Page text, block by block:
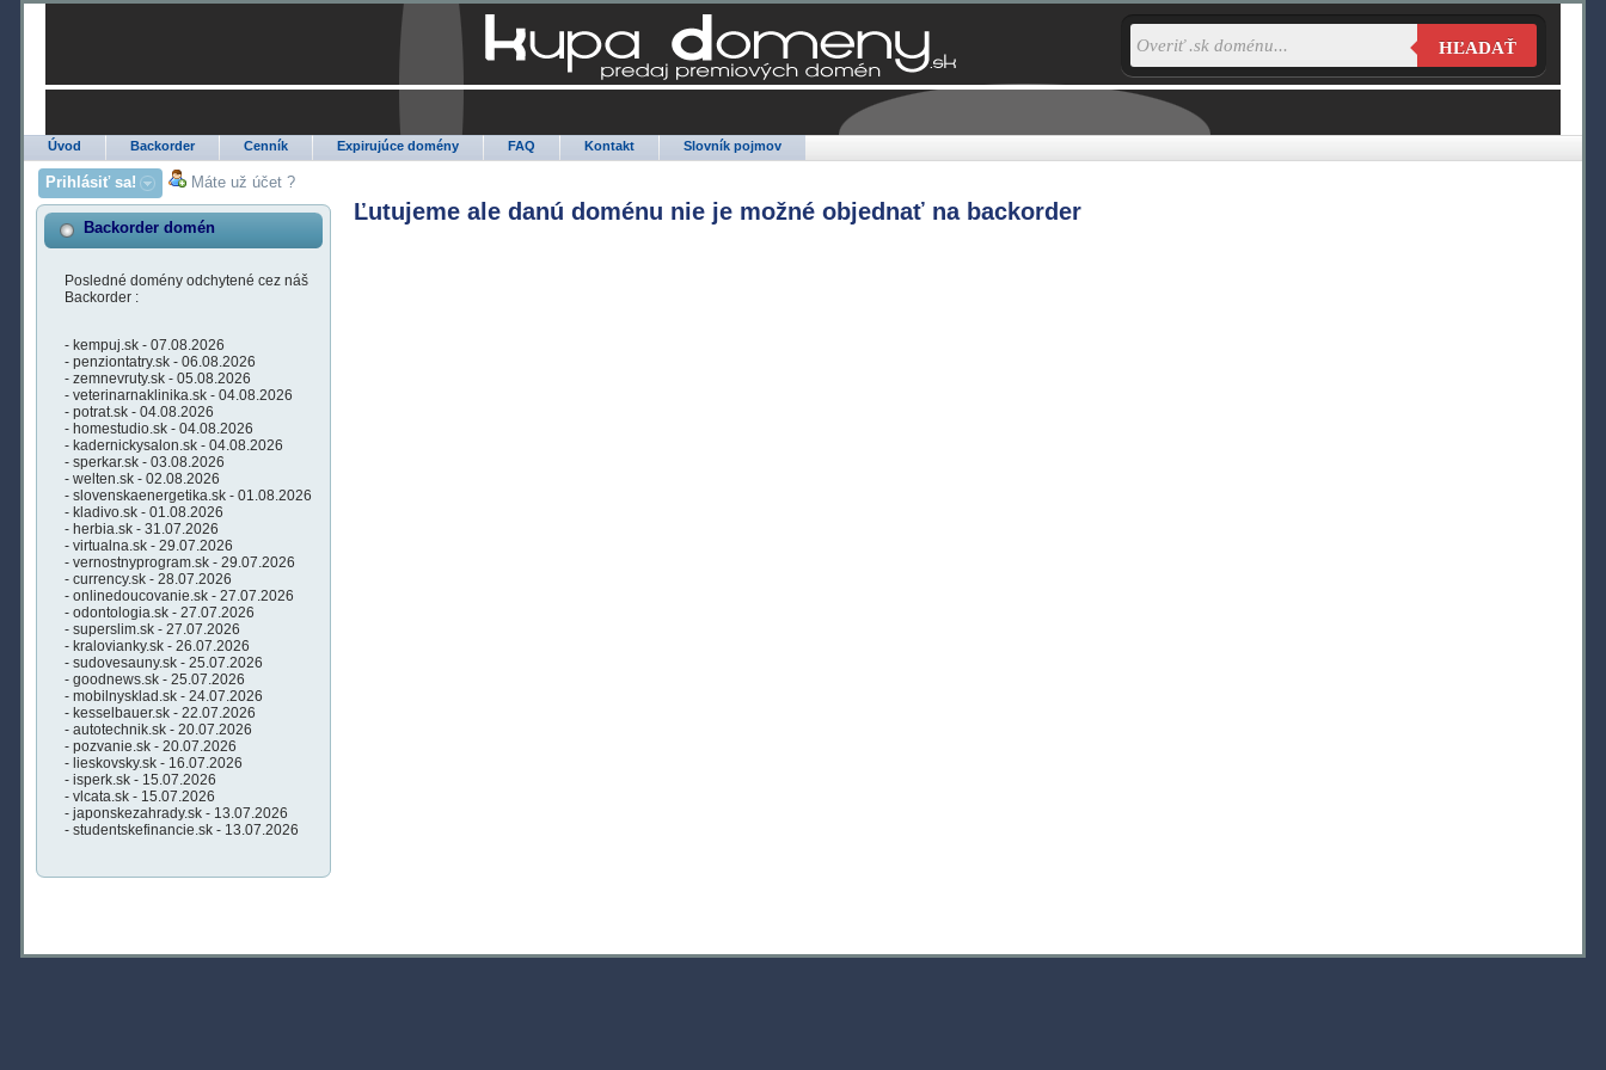
Úvod Backorder Cenník Expirujúce domény FAQ Kontakt Slovník pojmov
HĽADAŤ
Prihlásiť sa! Máte už účet ?
Backorder domén
Posledné domény odchytené cez náš
Backorder :
- kempuj.sk - 07.08.2026
- penziontatry.sk - 06.08.2026
- zemnevruty.sk - 05.08.2026
- veterinarnaklinika.sk - 04.08.2026
- potrat.sk - 04.08.2026
- homestudio.sk - 04.08.2026
- kadernickysalon.sk - 04.08.2026
- sperkar.sk - 03.08.2026
- welten.sk - 02.08.2026
- slovenskaenergetika.sk - 01.08.2026
- kladivo.sk - 01.08.2026
- herbia.sk - 31.07.2026
- virtualna.sk - 29.07.2026
- vernostnyprogram.sk - 29.07.2026
- currency.sk - 28.07.2026
- onlinedoucovanie.sk - 27.07.2026
- odontologia.sk - 27.07.2026
- superslim.sk - 27.07.2026
- kralovianky.sk - 26.07.2026
- sudovesauny.sk - 25.07.2026
- goodnews.sk - 25.07.2026
- mobilnysklad.sk - 24.07.2026
- kesselbauer.sk - 22.07.2026
- autotechnik.sk - 20.07.2026
- pozvanie.sk - 20.07.2026
- lieskovsky.sk - 16.07.2026
- isperk.sk - 15.07.2026
- vlcata.sk - 15.07.2026
- japonskezahrady.sk - 13.07.2026
- studentskefinancie.sk - 13.07.2026
Ľutujeme ale danú doménu nie je možné objednať na backorder